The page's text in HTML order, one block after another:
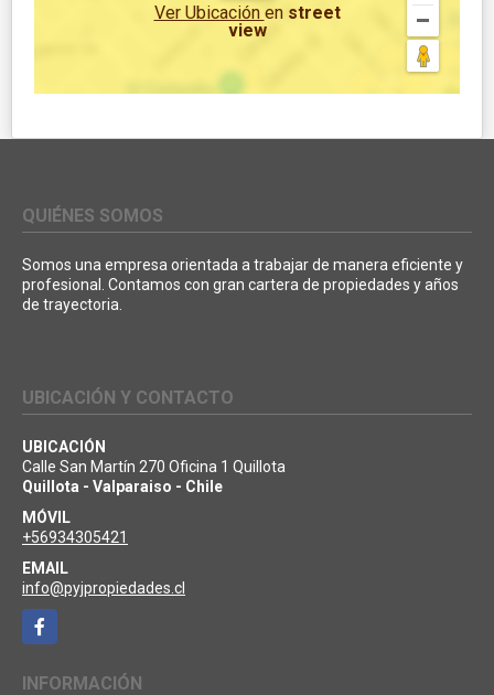
Ver Ubicación en street
view
QUIÉNES SOMOS
Somos una empresa orientada a trabajar de manera eficiente y
profesional. Contamos con gran cartera de propiedades y años
de trayectoria.
UBICACIÓN Y CONTACTO
UBICACIÓN
Calle San Martín 270 Oficina 1 Quillota
Quillota - Valparaiso - Chile
MÓVIL
+56934305421
EMAIL
info@pyjpropiedades.cl
Facebook
INFORMACIÓN